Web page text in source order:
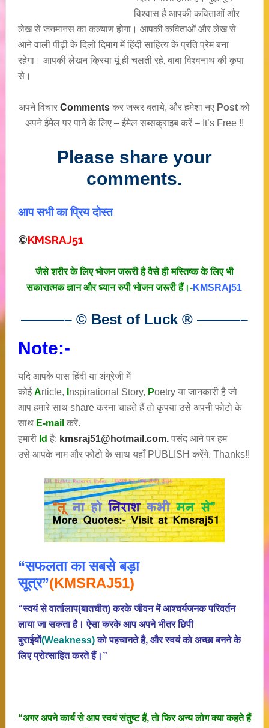
विश्वास है आपकी कविताओं और
लेख से जनमानस का कल्याण होगा। आपकी कविताओं और लेख से
आने वाली पीढ़ी के दिलो दिमाग में हिंदी साहित्य के प्रति प्रेम बना
रहेगा। आपकी लेखन क्रिया यूं ही चलती रहे, बाबा विश्वनाथ की कृपा
से।
अपने विचारComments कर जरूर बताये, और हमेशा नए Post को
अपने ईमेल पर पाने के लिए – ईमेल सब्सक्राइब करें – It’s Free !!
Please share your
comments.
आप सभी का प्रिय दोस्त
©KMSRAJ51
जैसे शरीर के लिए भोजन जरूरी है वैसे ही मस्तिष्क के लिए भी
सकारात्मक ज्ञान और ध्यान रुपी भोजन जरूरी हैं।-KMSRAj51
———– © Best of Luck ® ———–
Note:-
यदि आपके पास हिंदी या अंग्रेजी में
कोईArticle, nspirational Story, Poetryया जानकारी है जो
आप हमारे साथ share करना चाहते हैं तो कृपया उसे अपनी फोटो के
साथ E-mail करें.
हमारी Id है: kmsraj51@hotmail.com. पसंद आने पर हम
उसे आपके नाम और फोटो के साथ यहाँ PUBLISH करेंगे. Thanks!!
“सफलता का सबसे बड़ा
सूत्र”(KMSRAJ51)
“स्वयं से वार्तालाप(बातचीत) करके जीवन में आश्चर्यजनक परिवर्तन
लाया जा सकता है। ऐसा करके आप अपने भीतर छिपी
बुराईयाें(Weakness)काे पहचानते है, और स्वयं काे अच्छा बनने के
लिए प्रोत्साहित करते हैं।”
“अगर अपने कार्य से आप स्वयं संतुष्ट हैं, ताे फिर अन्य लोग क्या कहते हैं